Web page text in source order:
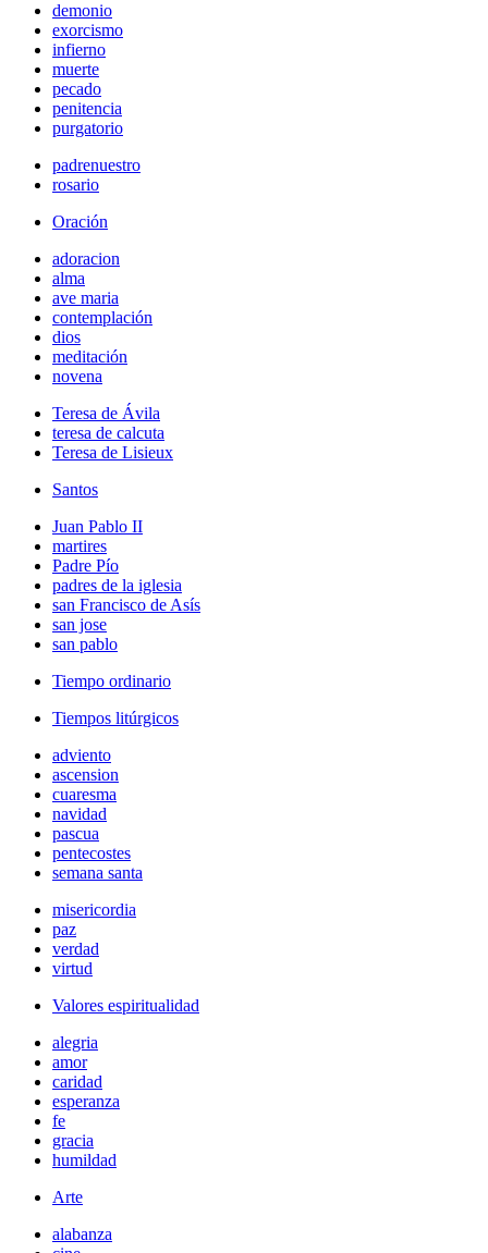
demonio
exorcismo
infierno
muerte
pecado
penitencia
purgatorio
padrenuestro
rosario
Oración
adoracion
alma
ave maria
contemplación
dios
meditación
novena
Teresa de Ávila
teresa de calcuta
Teresa de Lisieux
Santos
Juan Pablo II
martires
Padre Pío
padres de la iglesia
san Francisco de Asís
san jose
san pablo
Tiempo ordinario
Tiempos litúrgicos
adviento
ascension
cuaresma
navidad
pascua
pentecostes
semana santa
misericordia
paz
verdad
virtud
Valores espiritualidad
alegria
amor
caridad
esperanza
fe
gracia
humildad
Arte
alabanza